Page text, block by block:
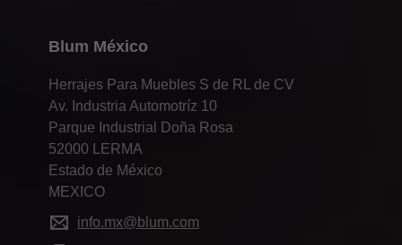
Blum México
Herrajes Para Muebles S de RL de CV
Av. Industria Automotríz 10
Parque Industrial Doña Rosa
52000 LERMA
Estado de México
MEXICO
info.mx@blum.com